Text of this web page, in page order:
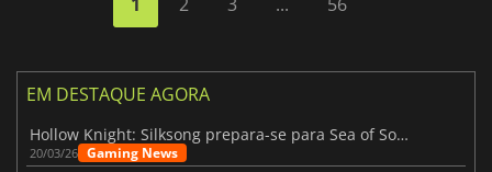
EM DESTAQUE AGORA
Hollow Knight: Silksong prepara-se para Sea of Sorrow com um patch
20/03/26 Gaming News